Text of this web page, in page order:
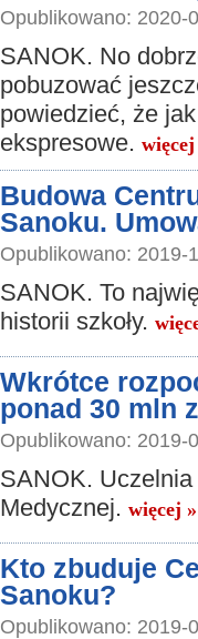
Opublikowano: 2020-
SANOK. No
pobuzować
powiedzieć, że
ekspresowe. więcej
Budowa
Sanoku.
Opublikowano: 2019-
SANOK. To
historii szkoły.
Wkrótce
ponad 30 mln
Opublikowano: 2019-
SANOK.
Medycznej. więcej »
Kto zbuduje
Sanoku?
Opublikowano: 2019-